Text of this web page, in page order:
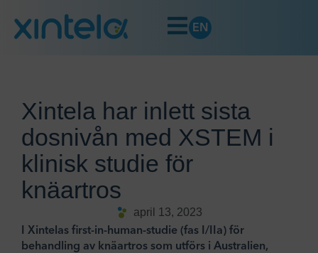
EN
Xintela har inlett sista
dosnivån med XSTEM i
klinisk studie för
knäartros
april 13, 2023
I Xintelas first-in-human-studie (fas I/IIa) för
behandling av knäartros som utförs i Australien,